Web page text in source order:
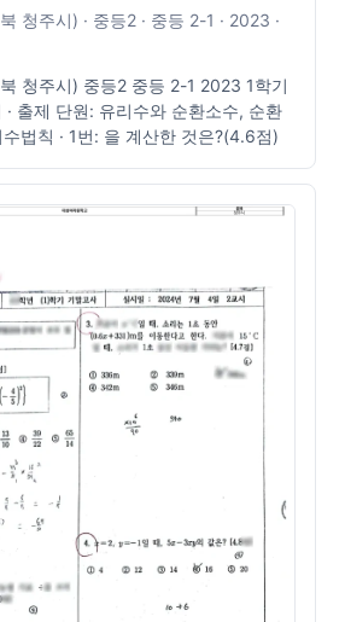
청주시) · 중등2 · 중등 2-1 · 2023 ·
청주시) 중등2 중등 2-1 2023 1학기
출제 단원: 유리수와 순환소수, 순환
법칙 · 1번: 을 계산한 것은?(4.6점)